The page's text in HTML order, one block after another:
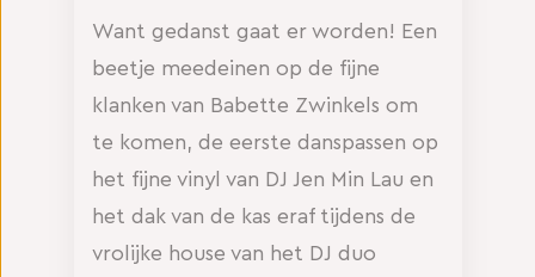
Want gedanst gaat er worden! Een
beetje meedeinen op de fijne
klanken van Babette Zwinkels om
te komen, de eerste danspassen op
het fijne vinyl van DJ Jen Min Lau en
het dak van de kas eraf tijdens de
vrolijke house van het DJ duo